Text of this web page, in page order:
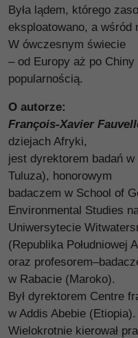
Była lądem, którego
eksploatowano, a wśród
W ówczesnym świecie
– od Europy aż po
popularnością.
O autorze:
François-Xavier
dziejach Afryki,
jest dyrektorem badań
Tuluza), honorowym
badaczem w School of
Environmental Studies
Uniwersytecie
(Republika Południowej
oraz
w Rabacie (Maroko).
Był dyrektorem Centre
w Addis Abebie (Etiopia).
Wielokrotnie kierował